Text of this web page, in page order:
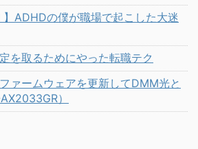
】ADHDの僕が職場で起こした大迷
を取るためにやった転職テク
ァームウェアを更新してDMM光と
）